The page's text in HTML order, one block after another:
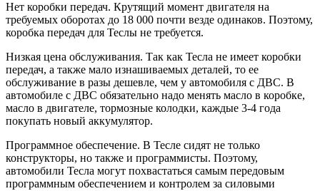
Нет коробки передач. Крутящий момент двигателя на
требуемых оборотах до 18 000 почти везде одинаков. Поэтому,
коробка передач для Теслы не требуется.
Низкая цена обслуживания. Так как Тесла не имеет коробки
передач, а также мало изнашиваемых деталей, то ее
обслуживание в разы дешевле, чем у автомобиля с ДВС. В
автомобиле с ДВС обязательно надо менять масло в коробке,
масло в двигателе, тормозные колодки, каждые 3-4 года
покупать новый аккумулятор.
Программное обеспечение. В Тесле сидят не только
конструкторы, но также и программисты. Поэтому,
автомобили Тесла могут похвастаться самым передовым
программным обеспечением и контролем за силовыми